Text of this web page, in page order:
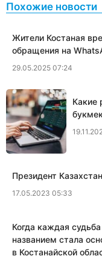
Похожие новости
Жители Костаная
обращения на
29.05.2025 07:24
Какие
Президент
17.05.2023 05:33
Когда каждая
названием стала
в Костанайской